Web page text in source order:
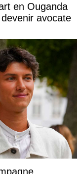
en Ouganda
avocate